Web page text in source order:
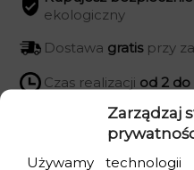
Zarządzaj
Używamy
ekologiczny
Dostawa gratisprzy
Czas realizacji od 2 do